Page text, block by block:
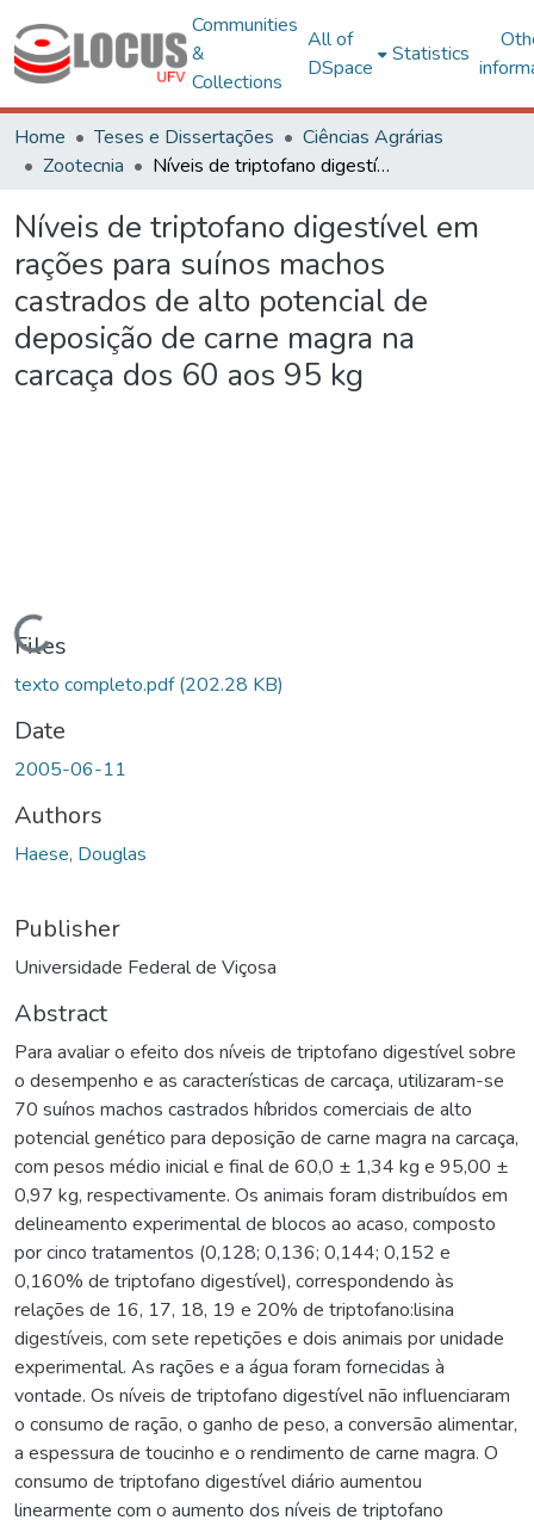
Communities
&
Collections
All of
DSpace
Statistics
Home Teses e Dissertações
Ciências Agrárias
Zootecnia
Níveis de triptofano digestível em rações para suínos machos castrados de alto potencial de deposição de carne magra na carcaça dos 60 aos 95 kg
Níveis de triptofano digestível em
rações para suínos machos
castrados de alto potencial de
deposição de carne magra na
carcaça dos 60 aos 95 kg
Loading...
Files
texto completo.pdf(202.28 KB)
Date
2005-06-11
Authors
Haese, Douglas
Publisher
Universidade Federal de Viçosa
Abstract
Para avaliar o efeito dos níveis de triptofano digestível sobre
o desempenho e as características de carcaça, utilizaram-se
70 suínos machos castrados híbridos comerciais de alto
potencial genético para deposição de carne magra na carcaça,
com pesos médio inicial e final de 60,0 ± 1,34 kg e 95,00 ±
0,97 kg, respectivamente. Os animais foram distribuídos em
delineamento experimental de blocos ao acaso, composto
por cinco tratamentos (0,128; 0,136; 0,144; 0,152 e
0,160% de triptofano digestível), correspondendo às
relações de 16, 17, 18, 19 e 20% de triptofano:lisina
digestíveis, com sete repetições e dois animais por unidade
experimental. As rações e a água foram fornecidas à
vontade. Os níveis de triptofano digestível não influenciaram
o consumo de ração, o ganho de peso, a conversão alimentar,
a espessura de toucinho e o rendimento de carne magra. O
consumo de triptofano digestível diário aumentou
linearmente com o aumento dos níveis de triptofano